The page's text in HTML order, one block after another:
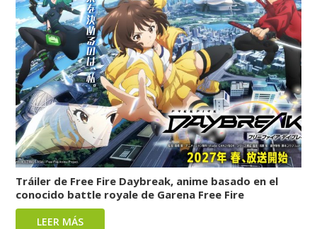
Tráiler de Free Fire Daybreak, anime basado en el
conocido battle royale de Garena Free Fire
LEER MÁS